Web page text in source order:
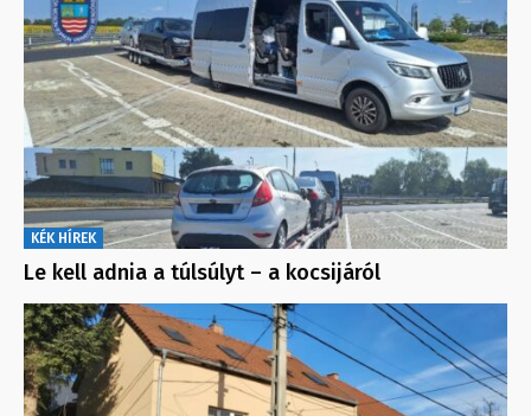
KÉK HÍREK
Le kell adnia a túlsúlyt – a kocsijáról